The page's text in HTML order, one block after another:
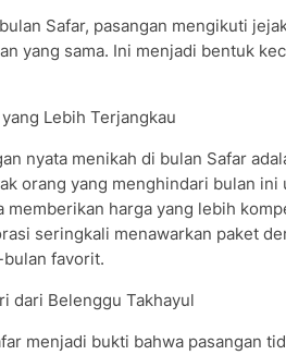
Safar, pasangan mengikuti
yang sama. Ini menjadi bentuk
Lebih Terjangkau
nyata menikah di bulan Safar
orang yang menghindari bulan
memberikan harga yang lebih
seringkali menawarkan paket
favorit.
dari Belenggu Takhayul
menjadi bukti bahwa pasangan